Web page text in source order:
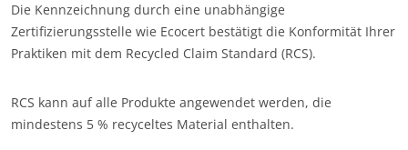
Rumänien (Rumänisch)
Schweiz
Spanien (Spanisch)
(Türkisch)
Die Kennzeichnung durch eine unabhängige
Zertifizierungsstelle wie Ecocert bestätigt die Konformität Ihrer
Praktiken mit dem Recycled Claim Standard (RCS).
RCS kann auf alle Produkte angewendet werden, die
mindestens 5 % recyceltes Material enthalten.